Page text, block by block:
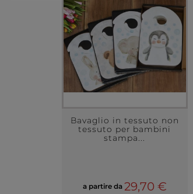
Bavaglio in tessuto non
tessuto per bambini
stampa...
a partire da 29,70 €